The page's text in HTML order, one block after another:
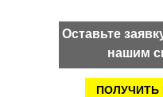
ПОЛУЧИТЬ
Оставьте
нашим